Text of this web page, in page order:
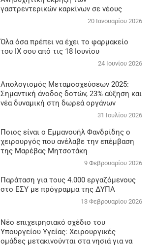
γαστρεντερικών καρκίνων σε νέους
20 Ιανουαρίου 2026
Όλα όσα πρέπει να έχει το φαρμακείο
του ΙΧ σου από τις 18 Ιουνίου
24 Ιουνίου 2026
Απολογισμός Μεταμοσχεύσεων 2025:
Σημαντική άνοδος δοτών, 23% αύξηση και
νέα δυναμική στη δωρεά οργάνων
31 Ιουλίου 2026
Ποιος είναι ο Εμμανουήλ Φανδρίδης ο
χειρουργός που ανέλαβε την επέμβαση
της Μαρέβας Μητσοτάκη
9 Φεβρουαρίου 2026
Παράταση για τους 4.000 εργαζόμενους
στο ΕΣΥ με πρόγραμμα της ΔΥΠΑ
13 Φεβρουαρίου 2026
Νέο επιχειρησιακό σχέδιο του
Υπουργείου Υγείας: Χειρουργικές
ομάδες μετακινούνται στα νησιά για να